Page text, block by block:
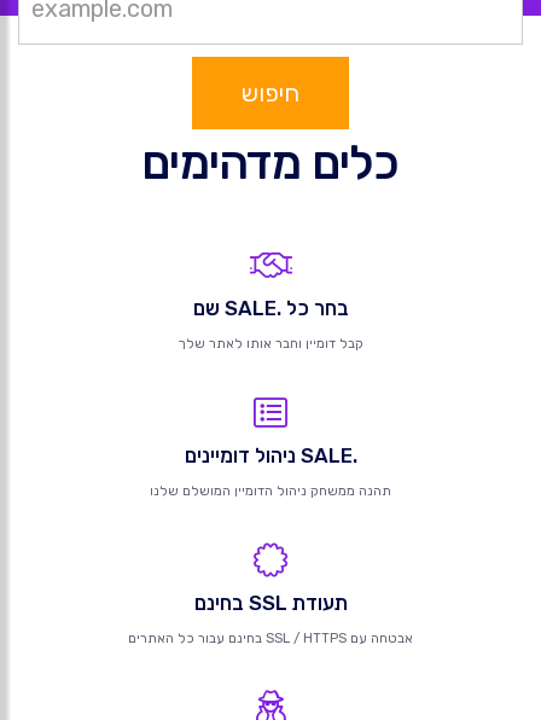
חיפוש
כלים מדהימים
בחר כל .SALE שם
קבל דומיין וחבר אותו לאתר שלך
.SALE ניהול דומיינים
תהנה ממשחק ניהול הדומיין המושלם שלנו
תעודת SSL בחינם
אבטחה עם SSL / HTTPS בחינם עבור כל האתרים